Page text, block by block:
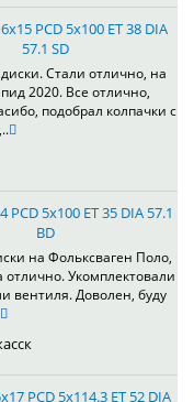
PCD 5x100 ET 38 DIA
57.1 SD
Стали отлично, на
2020. Все отлично,
подобрал колпачки с
PCD 5x100 ET 35 DIA 57.1
BD
на Фольксваген Поло,
отлично. Укомплектовали
вентиля. Доволен, буду
PCD 5x114.3 ET 52 DIA